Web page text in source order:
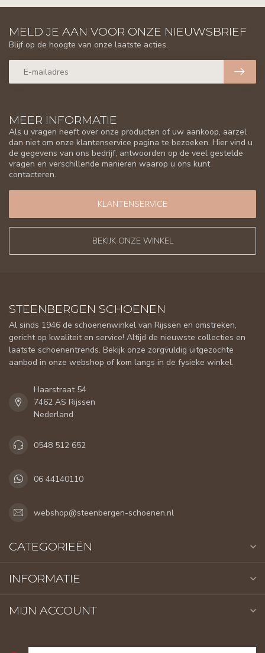
MEER INFORMATIE
Als u vragen heeft over onze producten of uw aankoop, aarzel
dan niet om onze klantenservice pagina te bezoeken. Hier vind u
de gegevens van ons bedrijf, antwoorden op de veel gestelde
vragen en verschillende manieren waarop u ons kunt
contacteren.
KLANTENSERVICE
BEKIJK ONZE WINKEL
MELD JE AAN VOOR ONZE NIEUWSBRIEF
Blijf op de hoogte van onze laatste acties.
STEENBERGEN SCHOENEN
Al sinds 1946 de schoenenwinkel van Rijssen en omstreken,
gericht op kwaliteit en service! Altijd de nieuwste collecties en
laatste schoenentrends. Bekijk onze zorgvuldig uitgezochte
aanbod in onze webshop of kom langs in de fysieke winkel.
Haarstraat 54
7462 AS Rijssen
Nederland
0548 512 652
06 44140110
webshop@steenbergen-schoenen.nl
CATEGORIEËN
INFORMATIE
MIJN ACCOUNT